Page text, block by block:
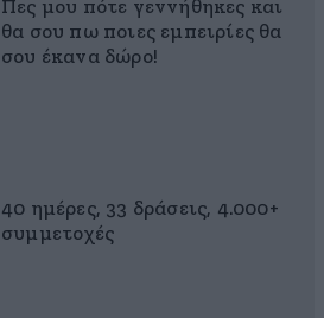
Πες μου πότε γεννήθηκες και
θα σου πω ποιες εμπειρίες θα
σου έκανα δώρο!
40 ημέρες, 33 δράσεις, 4.000+
συμμετοχές